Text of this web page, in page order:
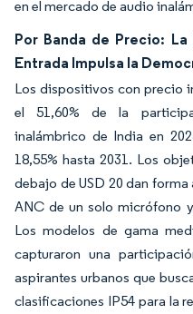
en el mercado de audio
Por Banda de Precio:
Entrada Impulsa la
Los dispositivos con precio
el 51,60% de la
inalámbrico de India en
18,55% hasta 2031. Los
debajo de USD 20 dan
ANC de un solo micrófono
Los modelos de gama
capturaron una
aspirantes urbanos que
clasificaciones IP54 para la